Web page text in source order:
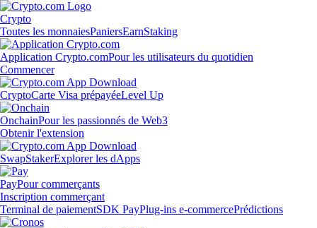
Crypto
Toutes les monnaiesPaniersEarnStaking
Application Crypto.comPour les utilisateurs du quotidien
Commencer
CryptoCarte Visa prépayéeLevel Up
OnchainPour les passionnés de Web3
Obtenir l'extension
SwapStakerExplorer les dApps
PayPour commerçants
Inscription commerçant
Terminal de paiementSDK PayPlug-ins e-commercePrédictions